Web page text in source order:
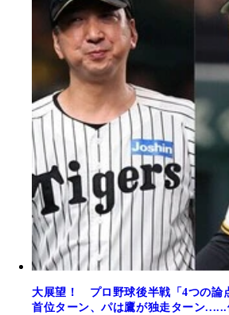
大展望！ プロ野球後半戦「4つの論
首位ターン、パは鷹が独走ターン